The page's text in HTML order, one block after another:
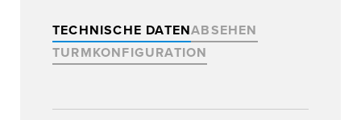
TECHNISCHE DATENABSEHEN
TURMKONFIGURATION